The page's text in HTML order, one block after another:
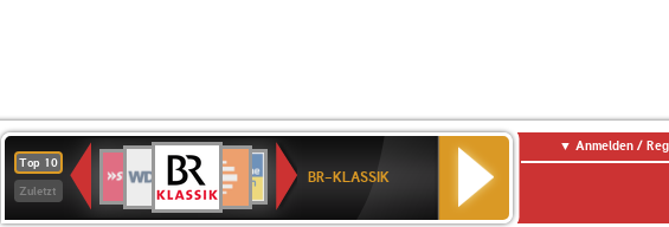
Top 10
Zuletzt
Deutschlandfunk
80er
90er
OLDIE
4
BR-
KLASSIK
Deutschlandfunk
Kultur
ANTENNE
BAYERN
SWR
Kultur
NDR
2
BR-KLASSIK
Anmelden /